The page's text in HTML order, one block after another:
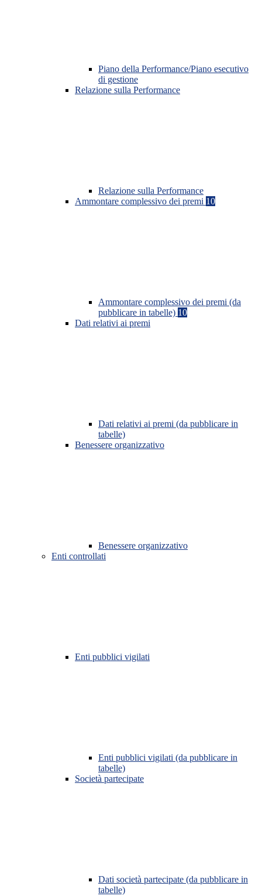
Piano della Performance/Piano esecutivo
di gestione
Relazione sulla Performance
Relazione sulla Performance
Ammontare complessivo dei premi 10
Ammontare complessivo dei premi (da
pubblicare in tabelle) 10
Dati relativi ai premi
Dati relativi ai premi (da pubblicare in
tabelle)
Benessere organizzativo
Benessere organizzativo
Enti controllati
Enti pubblici vigilati
Enti pubblici vigilati (da pubblicare in
tabelle)
Società partecipate
Dati società partecipate (da pubblicare in
tabelle)